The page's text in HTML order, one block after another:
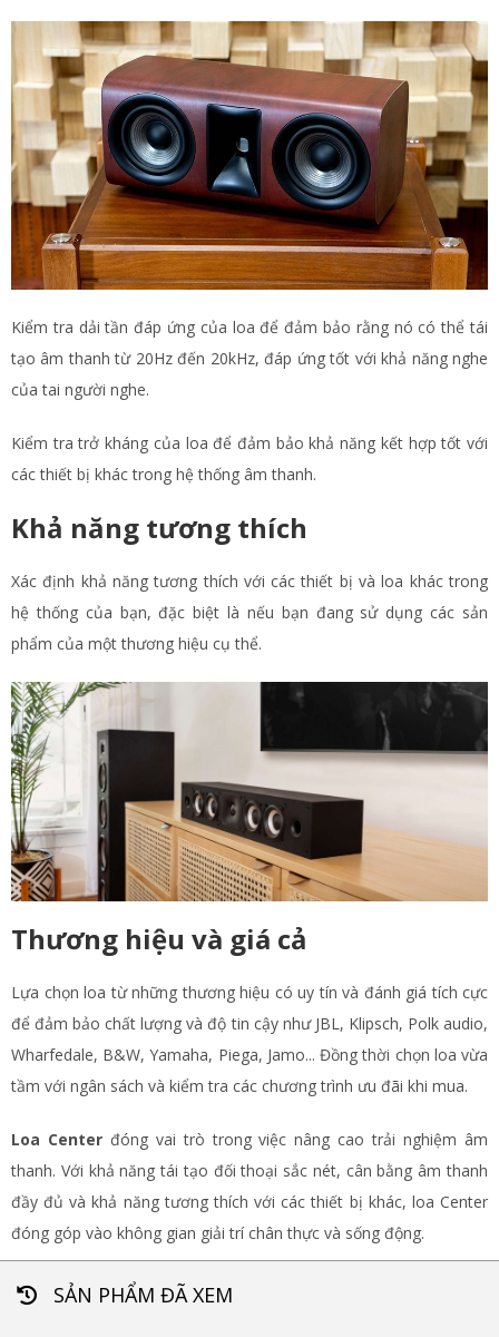
Kiểm tra dải tần đáp ứng của loa để đảm bảo rằng nó có thể tái
tạo âm thanh từ 20Hz đến 20kHz, đáp ứng tốt với khả năng nghe
của tai người nghe.
Kiểm tra trở kháng của loa để đảm bảo khả năng kết hợp tốt với
các thiết bị khác trong hệ thống âm thanh.
Khả năng tương thích
Xác định khả năng tương thích với các thiết bị và loa khác trong
hệ thống của bạn, đặc biệt là nếu bạn đang sử dụng các sản
phẩm của một thương hiệu cụ thể.
Thương hiệu và giá cả
Lựa chọn loa từ những thương hiệu có uy tín và đánh giá tích cực
để đảm bảo chất lượng và độ tin cậy như JBL, Klipsch, Polk audio,
Wharfedale, B&W, Yamaha, Piega, Jamo... Đồng thời chọn loa vừa
tầm với ngân sách và kiểm tra các chương trình ưu đãi khi mua.
Loa Centerđóng vai trò trong việc nâng cao trải nghiệm âm
thanh. Với khả năng tái tạo đối thoại sắc nét, cân bằng âm thanh
đầy đủ và khả năng tương thích với các thiết bị khác, loa Center
đóng góp vào không gian giải trí chân thực và sống động.
SẢN PHẨM ĐÃ XEM